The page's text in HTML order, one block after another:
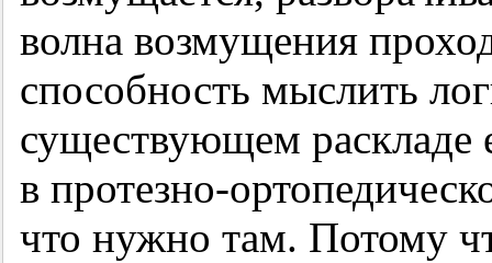
волна возмущения
способность мыслить
существующем раскладе
в протезно-
что нужно там. Потому